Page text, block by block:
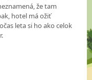
že tam
hotel má ožiť
leta si ho ako celok